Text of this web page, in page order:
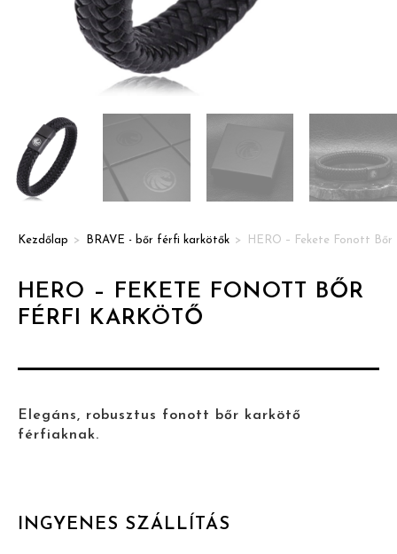
Kezdőlap > BRAVE - bőr férfi karkötők > HERO – Fekete Fonott
HERO – FEKETE FONOTT BŐR
FÉRFI KARKÖTŐ
Elegáns, robusztus fonott bőr karkötő
férfiaknak.
INGYENES SZÁLLÍTÁS